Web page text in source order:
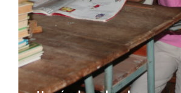
Un îlot de Madagascar
VOIR LE DÉTAIL